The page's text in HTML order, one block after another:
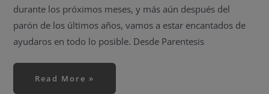
durante los próximos meses, y más aún después del
parón de los últimos años, vamos a estar encantados de
ayudaros en todo lo posible. Desde Parentesis
Read More »